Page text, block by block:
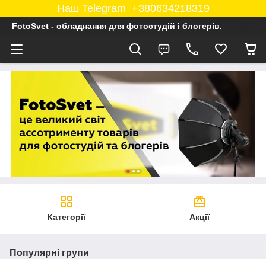
Наш Telegram +380634218319
FotoSvet - обладнання для фотостудій і блогерів.
Категорії Акції
Популярні групи